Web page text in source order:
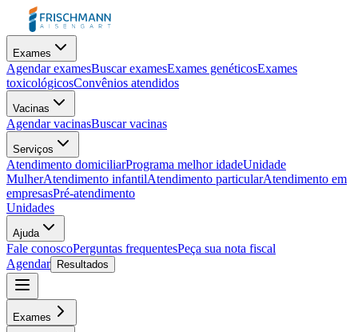
Exames
Agendar examesBuscar examesExames genéticosExames
toxicológicosConvênios atendidos
Vacinas
Agendar vacinasBuscar vacinas
Serviços
Atendimento domiciliarPrograma melhor idadeUnidade
MulherAtendimento infantilAtendimento particularAtendimento em
empresasPré-atendimento
Unidades
Ajuda
Fale conoscoPerguntas frequentesPeça sua nota fiscal
Agendar
Resultados
Exames